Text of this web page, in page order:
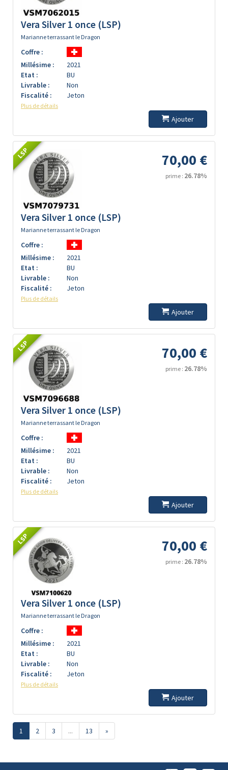
Vera Silver 1 once (LSP)
Marianne terrassant le Dragon
Coffre :
Millésime :
2021
Etat :
BU
Livrable :
Non
Fiscalité :
Jeton
Plus de détails
Ajouter
LSP 70,00 €
prime : 26.78%
Vera Silver 1 once (LSP)
Marianne terrassant le Dragon
Coffre :
Millésime :
2021
Etat :
BU
Livrable :
Non
Fiscalité :
Jeton
Plus de détails
Ajouter
LSP 70,00 €
prime : 26.78%
Vera Silver 1 once (LSP)
Marianne terrassant le Dragon
Coffre :
Millésime :
2021
Etat :
BU
Livrable :
Non
Fiscalité :
Jeton
Plus de détails
Ajouter
LSP 70,00 €
prime : 26.78%
Vera Silver 1 once (LSP)
Marianne terrassant le Dragon
Coffre :
Millésime :
2021
Etat :
BU
Livrable :
Non
Fiscalité :
Jeton
Plus de détails
Ajouter
1 2 3 ... 13 »